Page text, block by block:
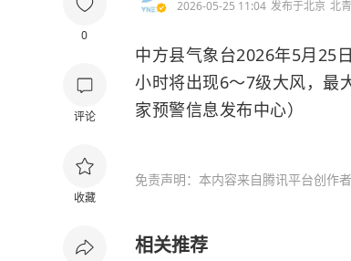
0
评论
收藏
2026-05-25 11:04 发布于北京 北
中方县气象台2026年5月25
小时将出现6～7级大风，最
家预警信息发布中心）
免责声明：本内容来自腾讯平台创作
相关推荐